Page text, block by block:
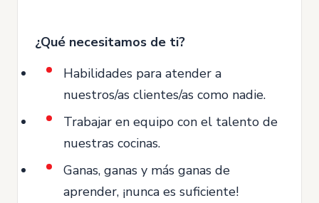
¿Qué necesitamos de ti?
Habilidades para atender a
nuestros/as clientes/as como nadie.
Trabajar en equipo con el talento de
nuestras cocinas.
Ganas, ganas y más ganas de
aprender, ¡nunca es suficiente!